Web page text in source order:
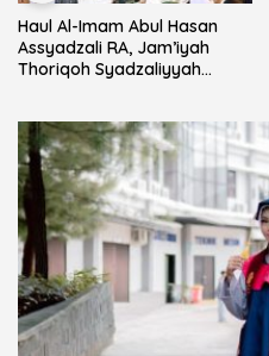
Haul Al-Imam Abul Hasan
Assyadzali RA, Jam’iyah
Thoriqoh Syadzaliyyah